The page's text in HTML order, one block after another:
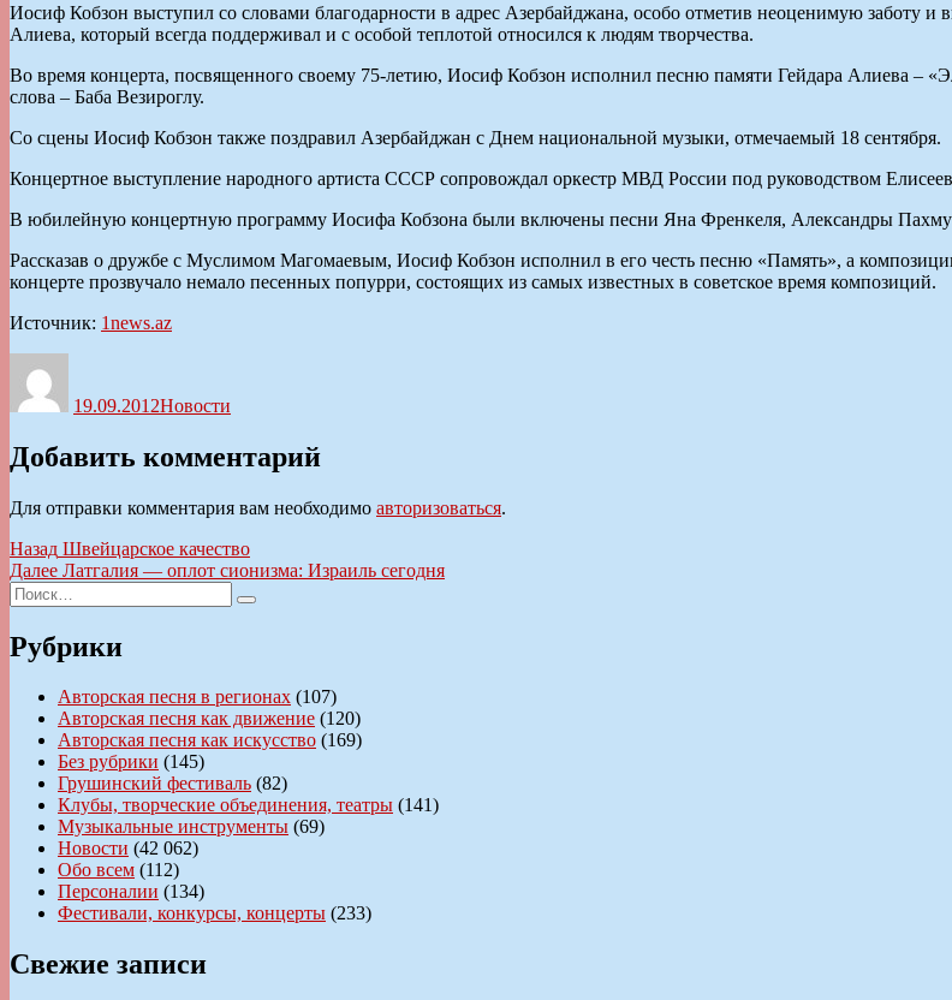
Иосиф Кобзон выступил со словами благодарности в адрес Азербайджана, особо отметив неоценимую заботу и
Алиева, который всегда поддерживал и с особой теплотой относился к людям творчества.
Во время концерта, посвященного своему 75-летию, Иосиф Кобзон исполнил песню памяти Гейдара Алиева –
слова – Баба Везироглу.
Со сцены Иосиф Кобзон также поздравил Азербайджан с Днем национальной музыки, отмечаемый 18 сентября.
Концертное выступление народного артиста СССР сопровождал оркестр МВД России под руководством
В юбилейную концертную программу Иосифа Кобзона были включены песни Яна Френкеля, Александры
Рассказав о дружбе с Муслимом Магомаевым, Иосиф Кобзон исполнил в его честь песню «Память», а
концерте прозвучало немало песенных попурри, состоящих из самых известных в советское время композиций.
Источник: 1news.az
19.09.2012Новости
Добавить комментарий
Для отправки комментария вам необходимо авторизоваться.
Навигация
по
записям
Назад Предыдущая
запись:
Швейцарское качество
Далее Следующая
Латгалия — оплот сионизма: Израиль сегодня
Искать:
Поиск
Рубрики
Авторская песня в регионах (107)
Авторская песня как движение (120)
Авторская песня как искусство (169)
Без рубрики (145)
Грушинский фестиваль (82)
Клубы, творческие объединения, театры (141)
Музыкальные инструменты (69)
Новости (42 062)
Обо всем (112)
Персоналии (134)
Фестивали, конкурсы, концерты (233)
Свежие записи